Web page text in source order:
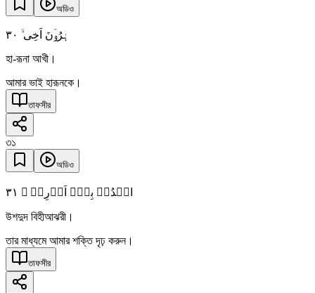
অডিও
ہٰرُوۡنَ اَخِی ۙ ٣۰
হা-রূনা আখী।
আমার ভাই হারূনকে।
তাফসীর
৩১
অডিও
اشۡدُدۡ بِہٖۤ اَزۡرِیۡ ۙ ٣١
উশদুদ বিহীআঝরী।
তার মাধ্যমে আমার শক্তি দৃঢ় করুন।
তাফসীর